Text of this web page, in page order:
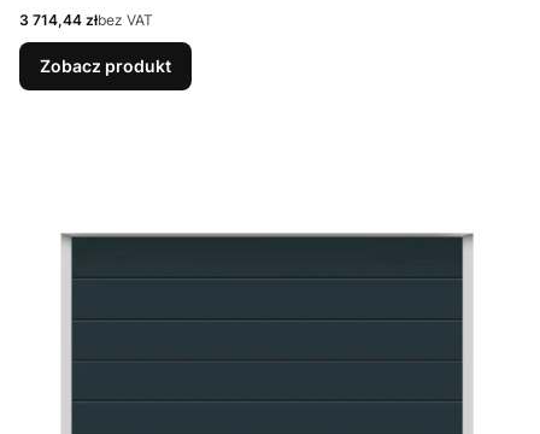
Cena
3 714,44 złbez VAT
Zobacz produkt